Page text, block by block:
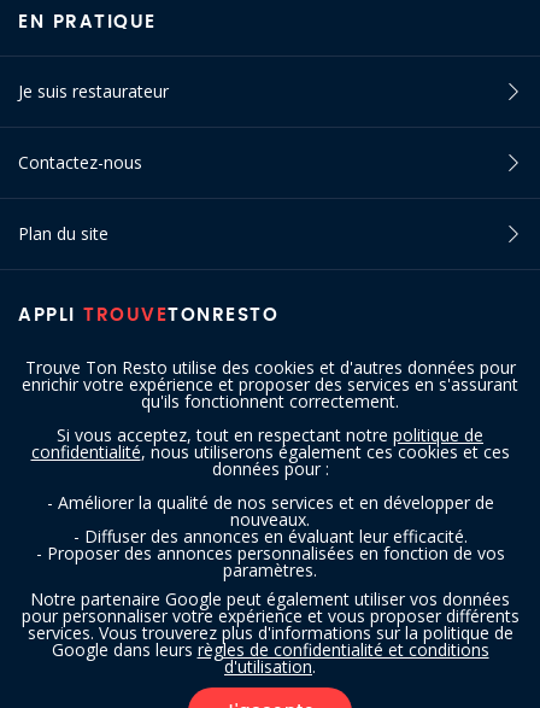
Trouve Ton Resto utilise des cookies et d'autres données pour
enrichir votre expérience et proposer des services en s'assurant
qu'ils fonctionnent correctement.
Si vous acceptez, tout en respectant notre politique de
confidentialité, nous utiliserons également ces cookies et ces
données pour :
- Améliorer la qualité de nos services et en développer de
nouveaux.
- Diffuser des annonces en évaluant leur efficacité.
- Proposer des annonces personnalisées en fonction de vos
paramètres.
Notre partenaire Google peut également utiliser vos données
pour personnaliser votre expérience et vous proposer différents
services. Vous trouverez plus d'informations sur la politique de
Google dans leurs règles de confidentialité et conditions
d'utilisation.
APPLI TROUVETONRESTO
EN PRATIQUE
Je suis restaurateur
Contactez-nous
Plan du site
SUIVEZ-NOUS
Copyright © 2016 - 2026 trouvetonresto.be ‐ Tous droits réservés | JDC
Resto SRL | Rue de Mettet 12 - 5640 Mettet (Belgique)